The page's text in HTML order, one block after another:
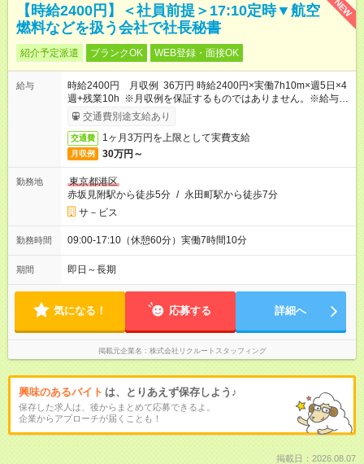
NEW
【時給2400円】＜社員前提＞17:10定時▼航空
燃料などを扱う会社で社長秘書
紹介予定派遣 ブランクOK WEB登録・面接OK
給与
時給2400円 月収例 36万円 時給2400円×実働7h10m×週5日×4
週+残業10h ※月収例を保証するものではありません。※給与即
受取りサービス利用可（利用条件有）
交通費別途支給あり
交通費 1ヶ月3万円を上限として実費支給
月収例 30万円～
勤務地
東京都港区
赤坂見附駅から徒歩5分 / 永田町駅から徒歩7分
サ－ビス
勤務時間 09:00-17:10（休憩60分）実働7時間10分
期間 即日～長期
気になる！ 応募する 詳細へ
掲載元企業名 株式会社リクルートスタッフィング
興味のあるバイト は、とりあえず保存しよう♪
保存した求人は、後からまとめて応募できるよ。
企業からアプローチが届くことも！
掲載日：2026.08.07